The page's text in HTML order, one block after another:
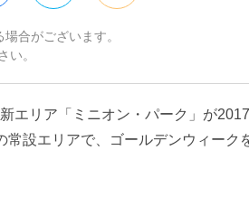
合がございます。
い。
エリア「ミニオン・パーク」が
設エリアで、ゴールデンウィーク